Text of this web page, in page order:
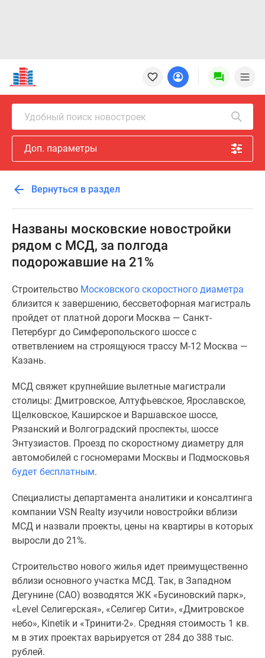
Новостройки
Квартиры
Ипотека
Новостройки
Москвы
Новостройки
Подмосковья
Новостройки
Москвы
Готовые
новостройки
Новостройки
карте
предложения
Коммерческие
помещения
Продавцы
застройщики
новостроек
Видеообзор
новостроек
Экспертиза
новостроек
Экология
Москвы
Подмосковья
Студии
комнатные
комнатные
комнатные
Квартиры
карте
Удобный поиск новостроек
Доп. параметры
Вернуться в раздел
Названы московские новостройки
рядом с МСД, за полгода
подорожавшие на 21%
Строительство Московского скоростного диаметра
близится к завершению, бессветофорная магистраль
пройдет от платной дороги Москва — Санкт-
Петербург до Симферопольского шоссе с
ответвлением на строящуюся трассу М-12 Москва —
Казань.
МСД свяжет крупнейшие вылетные магистрали
столицы: Дмитровское, Алтуфьевское, Ярославское,
Щелковское, Каширское и Варшавское шоссе,
Рязанский и Волгоградский проспекты, шоссе
Энтузиастов. Проезд по скоростному диаметру для
автомобилей с госномерами Москвы и Подмосковья
будет бесплатным.
Специалисты департамента аналитики и консалтинга
компании VSN Realty изучили новостройки вблизи
МСД и назвали проекты, цены на квартиры в которых
выросли до 21%.
Строительство нового жилья идет преимущественно
вблизи основного участка МСД. Так, в Западном
Дегунине (САО) возводятся ЖК «Бусиновский парк»,
«Level Селигерская», «Селигер Сити», «Дмитровское
небо», Kinetik и «Тринити-2». Средняя стоимость 1 кв.
м в этих проектах варьируется от 284 до 388 тыс.
рублей.